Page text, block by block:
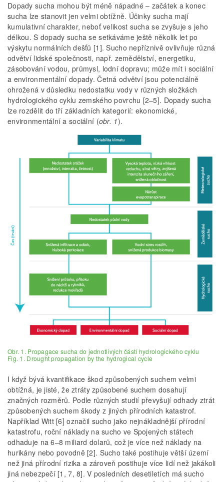
Dopady sucha mohou být méně nápadné – začátek a konec
sucha lze stanovit jen velmi obtížně. Účinky sucha mají
kumulativní charakter, neboť velikost sucha se zvyšuje s jeho
délkou. S dopady sucha se setkáváme ještě několik let po
výskytu normálních dešťů [1]. Sucho nepříznivě ovlivňuje různá
odvětví lidské společnosti, např. zemědělství, energetiku,
zásobování vodou, průmysl, lodní dopravu; může mít i sociální
a environmentální dopady. Četná odvětví jsou potenciálně
ohrožená v důsledku nedostatku vody v různých složkách
hydrologického cyklu zemského povrchu [2–5]. Dopady sucha
lze rozdělit do tří základních kategorií: ekonomické,
environmentální a sociální (obr. 1).
Obr. 1. Propagace sucha do jednotlivých částí hydrologického cyklu
Fig. 1. Drought propagation by the hydrogical cycle
I když bývá kvantiﬁkace škod způsobených suchem velmi
obtížná, je jisté, že ztráty způsobené suchem dosahují
značných rozměrů. Podle různých studií převyšují odhady ztrát
způsobených suchem škody z jiných přírodních katastrof.
Například Witt [6] označil sucho jako nejnákladnější přírodní
katastrofu, roční náklady na sucho ve Spojených státech
odhaduje na 6–8 miliard dolarů, což je více než náklady na
hurikány nebo povodně [2]. Sucho také postihuje větší území
než jiná přírodní rizika a zároveň postihuje více lidí než jakákoli
jiná nebezpečí [1, 7, 8]. V posledních desetiletích má sucho